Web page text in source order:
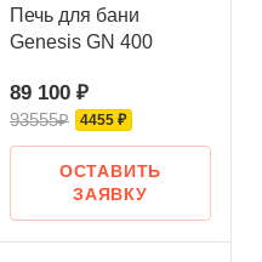
Печь для бани
Genesis GN 400
89 100 ₽
93555₽ 4455 ₽
ОСТАВИТЬ
ЗАЯВКУ